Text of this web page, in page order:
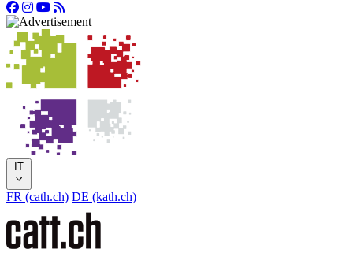
IT
FR (cath.ch) DE (kath.ch)